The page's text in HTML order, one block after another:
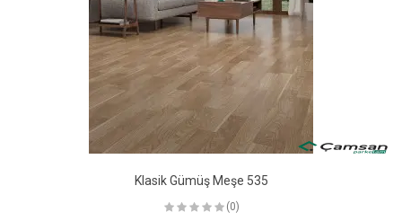
Klasik Gümüş Meşe 535
(0)